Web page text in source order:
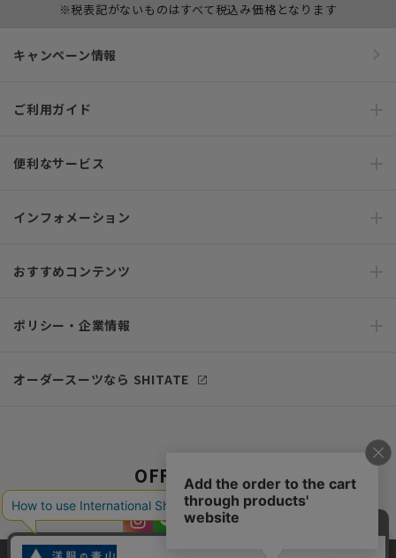
※税表記がないものはすべて税込み価格となります
キャンペーン情報
ご利用ガイド
便利なサービス
インフォメーション
おすすめコンテンツ
ポリシー・企業情報
オーダースーツなら SHITATE
OFFICIAL SNS